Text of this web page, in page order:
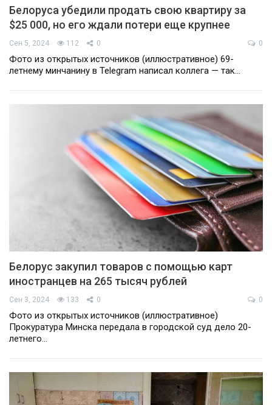
Белоруса убедили продать свою квартиру за
$25 000, но его ждали потери еще крупнее
Сен 5, 2024 112 0 0
Фото из открытых источников (иллюстративное) 69-
летнему минчанину в Telegram написал коллега — так…
Белорус закупил товаров с помощью карт
иностранцев на 265 тысяч рублей
Сен 3, 2024 133 0 0
Фото из открытых источников (иллюстративное)
Прокуратура Минска передала в городской суд дело 20-
летнего…